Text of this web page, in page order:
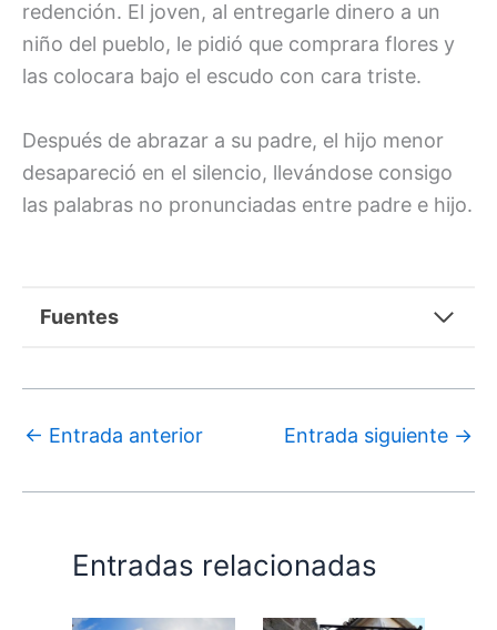
redención. El joven, al entregarle dinero a un
niño del pueblo, le pidió que comprara flores y
las colocara bajo el escudo con cara triste.
Después de abrazar a su padre, el hijo menor
desapareció en el silencio, llevándose consigo
las palabras no pronunciadas entre padre e hijo.
Fuentes
← Entrada anterior Entrada siguiente →
Entradas relacionadas